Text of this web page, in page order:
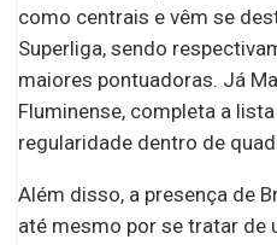
como centrais e vêm se
Superliga, sendo
maiores pontuadoras. Já
Fluminense, completa a
regularidade dentro de
Além disso, a presença de
até mesmo por se tratar de